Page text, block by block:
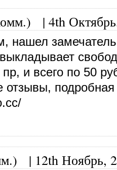
| 4th
нашел
и всего по 50
отзывы,
| 12th Ноябрь,